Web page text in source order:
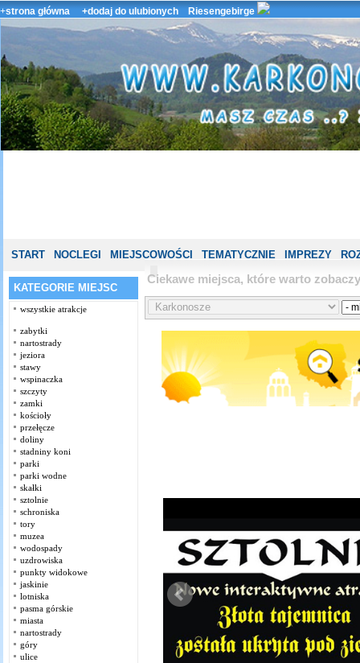
+strona główna +dodaj do ulubionych Riesengebirge
START NOCLEGI MIEJSCOWOŚCI TEMATYCZNIE IMPREZY
KATEGORIE MIEJSC
wszystkie atrakcje
zabytki
nartostrady
jeziora
stawy
wspinaczka
szczyty
zamki
kościoły
przełęcze
doliny
stadniny koni
parki
parki wodne
skałki
sztolnie
schroniska
tory
muzea
wodospady
uzdrowiska
punkty widokowe
jaskinie
lotniska
pasma górskie
miasta
nartostrady
góry
ulice
Ciekawe miejsca, które warto